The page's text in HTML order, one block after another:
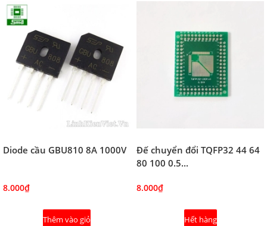
Diode cầu GBU810 8A 1000V
8.000₫
Thêm vào giỏ
Đế chuyển đổi TQFP32 44 64
80 100 0.5...
8.000₫
Hết hàng